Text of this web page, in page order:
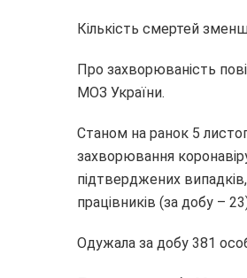
Кількість смертей
Про захворюваність
МОЗ України.
Станом на ранок 5
захворювання
підтверджених
працівників (за добу –
Одужала за добу 381